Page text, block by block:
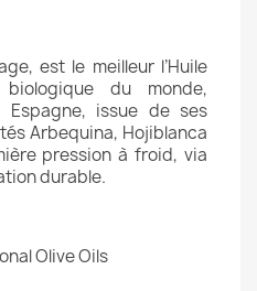
est le meilleur l’Huile
du monde,
Espagne, issue de ses
Arbequina, Hojiblanca
pression à froid, via
durable.
Olive Oils